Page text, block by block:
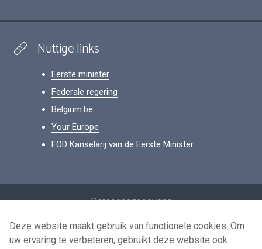
Nuttige links
Eerste minister
Federale regering
Belgium.be
Your Europe
FOD Kanselarij van de Eerste Minister
Persoonsgegevens
Voorwaarden voor het hergebruik
Contacteer ons
Deze website maakt gebruik van functionele cookies. Om
uw ervaring te verbeteren, gebruikt deze website ook